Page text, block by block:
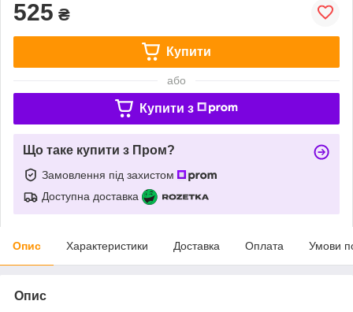
525 ₴
Купити
або
Купити з
Що таке купити з Пром?
Замовлення під захистом
Доступна доставка
Опис Характеристики Доставка Оплата Умови
Опис